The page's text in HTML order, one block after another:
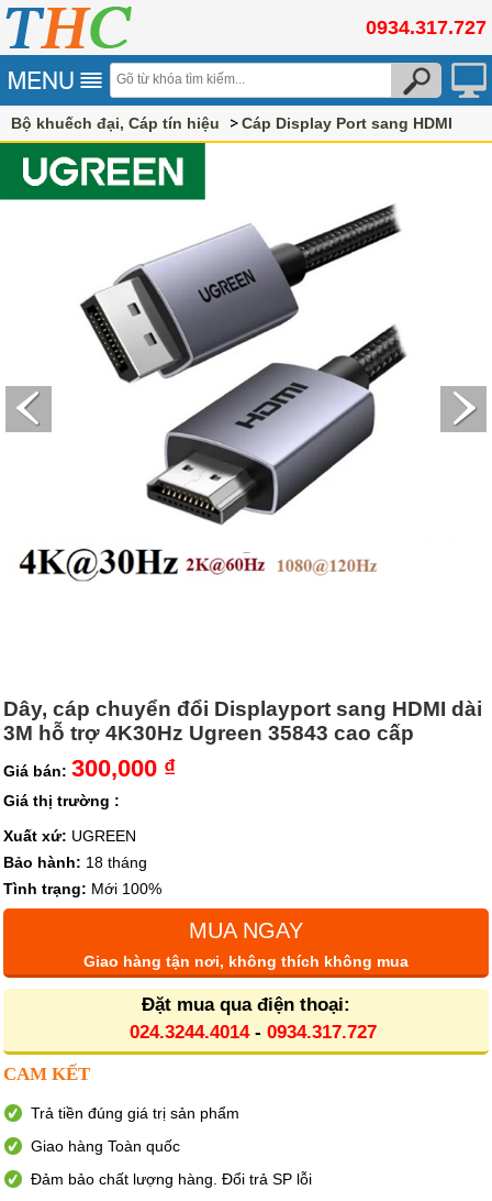
0934.317.727
Bộ khuếch đại, Cáp tín hiệu Cáp Display Port sang HDMI
Dây, cáp chuyển đổi Displayport sang HDMI dài
3M hỗ trợ 4K30Hz Ugreen 35843 cao cấp
Giá bán: 300,000 ₫
Giá thị trường :
Xuất xứ: UGREEN
Bảo hành: 18 tháng
Tình trạng: Mới 100%
MUA NGAY
Giao hàng tận nơi, không thích không mua
Đặt mua qua điện thoại:
024.3244.4014- 0934.317.727
CAM KẾT
Trả tiền đúng giá trị sản phẩm
Giao hàng Toàn quốc
Đảm bảo chất lượng hàng. Đổi trả SP lỗi